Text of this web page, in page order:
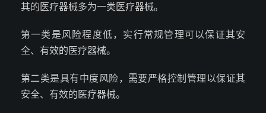
其的医疗器械多为一类医疗器械。
第一类是风险程度低，实行常规管理可以保证其安
全、有效的医疗器械。
第二类是具有中度风险，需要严格控制管理以保证其
安全、有效的医疗器械。